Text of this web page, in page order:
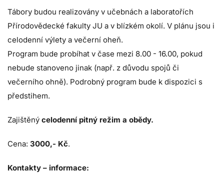
Tábory budou realizovány v učebnách a laboratořích
Přírodovědecké fakulty JU a v blízkém okolí. V plánu jsou i
celodenní výlety a večerní oheň.
Program bude probíhat v čase mezi 8.00 - 16.00, pokud
nebude stanoveno jinak (např. z důvodu spojů či
večerního ohně). Podrobný program bude k dispozici s
předstihem.
Zajištěný celodenní pitný režim a obědy.
Cena: 3000,- Kč.
Kontakty – informace: